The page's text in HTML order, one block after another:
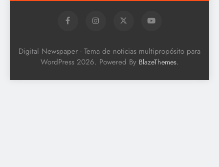
Digital Newspaper - Tema de noticias multipropósito para
WordPress 2026. Powered By BlazeThemes.